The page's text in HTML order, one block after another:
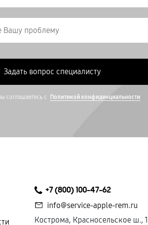
соглашаетесь с Политикой конфиденциальности
+7 (800) 100-47-62
info@service-apple-rem.ru
Кострома, Красносельское ш., 1